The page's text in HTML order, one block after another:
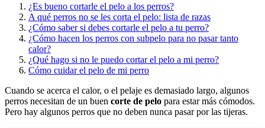
¿Es bueno cortarle el pelo a los perros?
A qué perros no se les corta el pelo: lista de razas
¿Cómo saber si debes cortarle el pelo a tu perro?
¿Cómo hacen los perros con subpelo para no pasar tanto
calor?
¿Qué hago si no le puedo cortar el pelo a mi perro?
Cómo cuidar el pelo de mi perro
Cuando se acerca el calor, o el pelaje es demasiado largo, algunos
perros necesitan de un buen corte de pelo para estar más cómodos.
Pero hay algunos perros que no deben nunca pasar por las tijeras.